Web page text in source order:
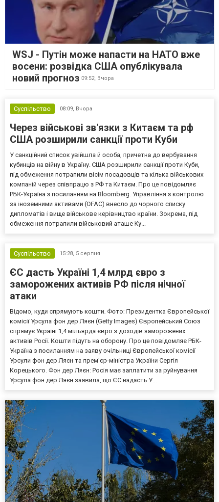
WSJ - Путін може напасти на НАТО вже
восени: розвідка США опублікувала
новий прогноз 09:52, Вчора
Суспільство 08:09, Вчора
Через військові зв'язки з Китаєм та рф
США розширили санкції проти Куби
У санкційний список увійшла й особа, причетна до вербування
кубинців на війну в Україну. США розширили санкції проти Куби,
під обмеження потрапили вісім посадовців та кілька військових
компаній через співпрацю з РФ та Китаєм. Про це повідомляє
РБК-Україна з посиланням на Bloomberg. Управління з контролю
за іноземними активами (OFAC) внесло до чорного списку
дипломатів і вище військове керівництво країни. Зокрема, під
обмеження потрапили військовий аташе Ку...
Суспільство 15:28, 5 серпня
ЄС дасть Україні 1,4 млрд євро з
заморожених активів РФ після нічної
атаки
Відомо, куди спрямують кошти. Фото: Президентка Європейської
комісії Урсула фон дер Ляєн (Getty Images) Європейський Союз
спрямує Україні 1,4 мільярда євро з доходів заморожених
активів Росії. Кошти підуть на оборону. Про це повідомляє РБК-
Україна з посиланням на заяву очільниці Європейської комісії
Урсули фон дер Ляєн та прем'єр-міністра України Сергія
Корецького. Фон дер Ляєн: Росія має заплатити за руйнування
Урсула фон дер Ляєн заявила, що ЄС надасть У...